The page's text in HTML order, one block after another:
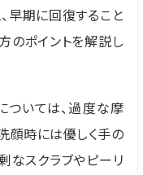
早期に回復すること
のポイントを解説し
ついては、過度な摩
顔時には優しく手の
なスクラブやピーリ